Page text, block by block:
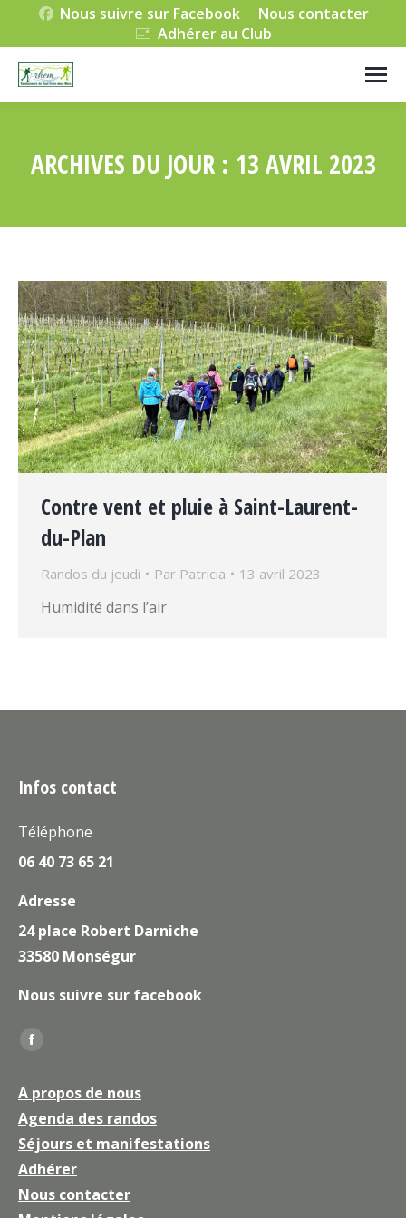
Nous suivre sur Facebook
Nous contacter
Adhérer au Club
ARCHIVES DU JOUR : 13 AVRIL 2023
Contre vent et pluie à Saint-Laurent-
du-Plan
Randos du jeudi Par Patricia 13 avril 2023
Humidité dans l’air
Infos contact
Téléphone
06 40 73 65 21
Adresse
24 place Robert Darniche
33580 Monségur
Nous suivre sur facebook
Trouvez nous sur :
La
Facebook
s'ouvre
dans
une
nouvelle
A propos de nous
Agenda des randos
Séjours et manifestations
Adhérer
Nous contacter